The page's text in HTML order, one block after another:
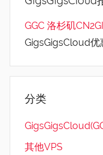
GGC 洛杉矶
GigsGigsCloud优
分类
其他VPS